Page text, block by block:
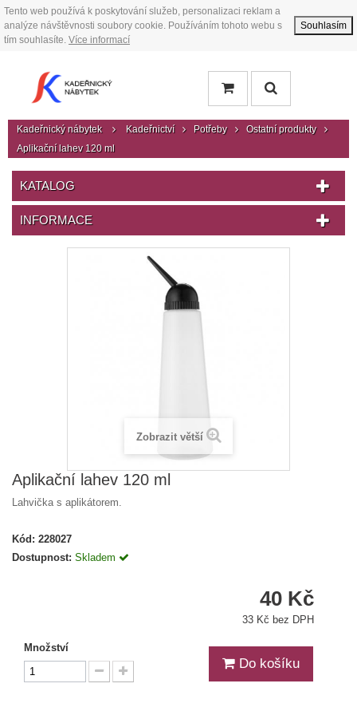
Tento web používá k poskytování služeb, personalizaci reklam a
analýze návštěvnosti soubory cookie. Používáním tohoto webu s
tím souhlasíte. Více informací
Souhlasím
Kadeřnický nábytek Kadeřnictví Potřeby
Ostatní produkty
Aplikační lahev 120 ml
KATALOG
INFORMACE
Zobrazit větší
Aplikační lahev 120 ml
Lahvička s aplikátorem.
Kód: 228027
Dostupnost: Skladem
40 Kč
33 Kč bez DPH
Množství
Do košíku